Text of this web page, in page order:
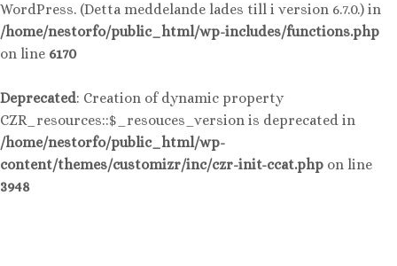
WordPress. (Detta meddelande lades till i version 6.7.0.) in
/home/nestorfo/public_html/wp-includes/functions.php
on line 6170
Deprecated: Creation of dynamic property
CZR_resources::$_resouces_version is deprecated in
/home/nestorfo/public_html/wp-
content/themes/customizr/inc/czr-init-ccat.php on line
3948